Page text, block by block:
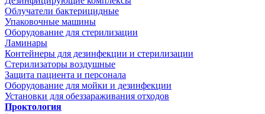
Облучатели бактерицидные
Упаковочные машины
Оборудование для стерилизации
Ламинары
Контейнеры для дезинфекции и стерилизации
Стерилизаторы воздушные
Защита пациента и персонала
Оборудование для мойки и дезинфекции
Установки для обеззараживания отходов
Проктология